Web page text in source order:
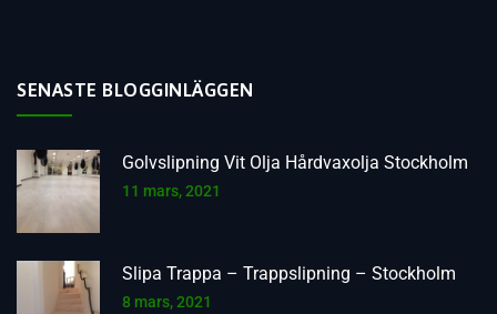
SENASTE BLOGGINLÄGGEN
Golvslipning Vit Olja Hårdvaxolja Stockholm
11 mars, 2021
Slipa Trappa – Trappslipning – Stockholm
8 mars, 2021